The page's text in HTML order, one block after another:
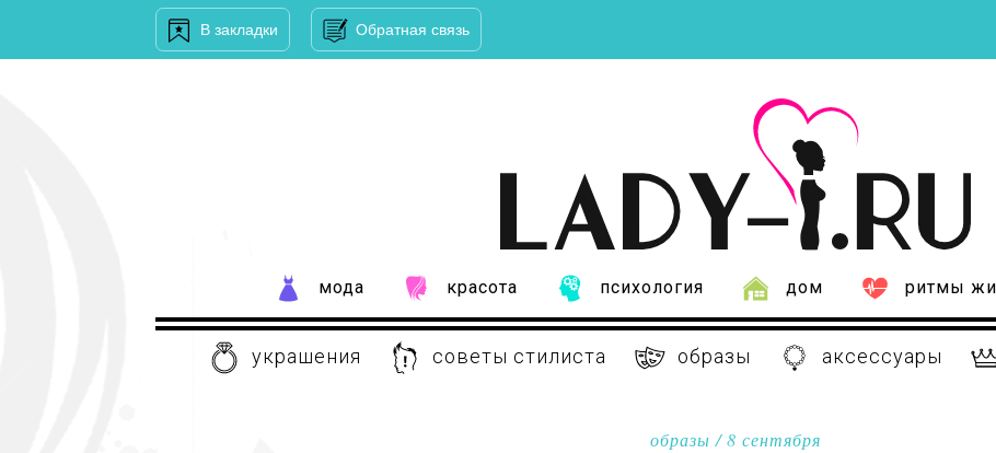
В закладки Обратная связь
мода красота психология дом ритмы
украшения советы стилиста образы аксессуары
образы / 8 сентября